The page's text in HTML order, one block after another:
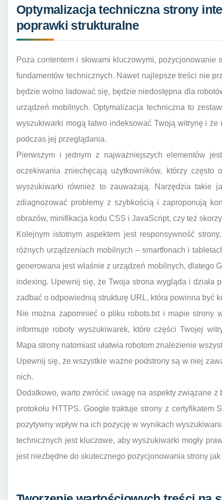
Optymalizacja techniczna strony
poprawki strukturalne
Poza contentem i słowami kluczowymi,
fundamentów technicznych. Nawet najlepsze treści nie
będzie wolno ładować się, będzie niedostępna dla
urządzeń mobilnych. Optymalizacja techniczna to
wyszukiwarki mogą łatwo indeksować Twoją witrynę i
podczas jej przeglądania.
Pierwszym i jednym z najważniejszych elementów
oczekiwania zniechęcają użytkowników, którzy często
wyszukiwarki również to zauważają. Narzędzia takie
zdiagnozować problemy z szybkością i zaproponują
obrazów, minifikacja kodu CSS i JavaScript, czy też
Kolejnym istotnym aspektem jest responsywność
różnych urządzeniach mobilnych – smartfonach i
generowana jest właśnie z urządzeń mobilnych, dlatego
indexing. Upewnij się, że Twoja strona wygląda i działa
zadbać o odpowiednią strukturę URL, która powinna być
Nie można zapomnieć o pliku robots.txt i mapie strony
informuje roboty wyszukiwarek, które części Twojej
Mapa strony natomiast ułatwia robotom znalezienie
Upewnij się, że wszystkie ważne podstrony są w niej
nich.
Dodatkowo, warto zwrócić uwagę na aspekty związane
protokołu HTTPS. Google traktuje strony z
pozytywny wpływ na ich pozycję w wynikach
technicznych jest kluczowe, aby wyszukiwarki mogły
jest niezbędne do skutecznego pozycjonowania strony jak